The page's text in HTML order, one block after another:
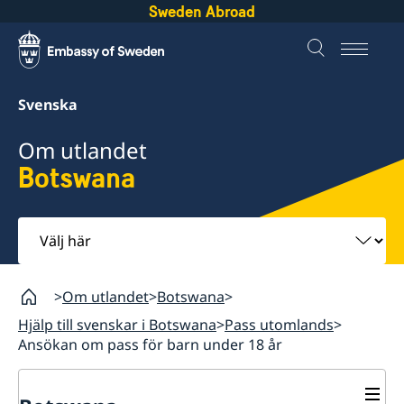
Sweden Abroad
Svenska
Om utlandet
Botswana
Välj
här
Om utlandet Botswana
Hjälp till svenskar i Botswana Pass utomlands
Ansökan om pass för barn under 18 år